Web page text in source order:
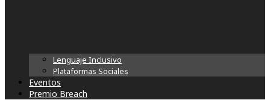
Lenguaje Inclusivo
Plataformas Sociales
Eventos
Premio Breach